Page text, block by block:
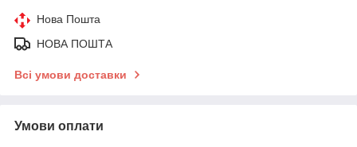
Нова Пошта
НОВА ПОШТА
Всі умови доставки
Умови оплати